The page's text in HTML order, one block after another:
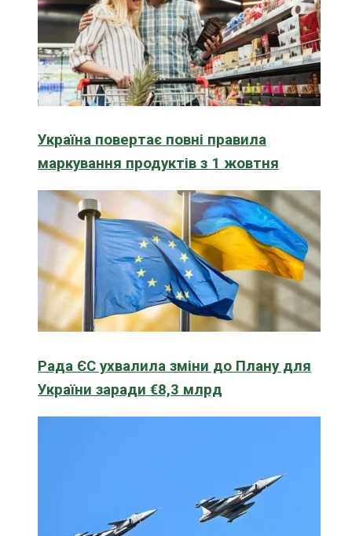
Україна повертає повні правила
маркування продуктів з 1 жовтня
Рада ЄС ухвалила зміни до Плану для
України заради €8,3 млрд